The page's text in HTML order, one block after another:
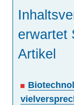
erwartet
Artikel